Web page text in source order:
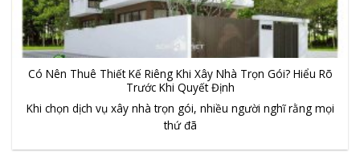
Có Nên Thuê Thiết Kế Riêng Khi Xây Nhà Trọn Gói? Hiểu Rõ
Trước Khi Quyết Định
Khi chọn dịch vụ xây nhà trọn gói, nhiều người nghĩ rằng mọi
thứ đã